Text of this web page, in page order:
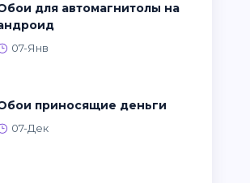
на
07-Янв
Обои приносящие деньги
07-Дек